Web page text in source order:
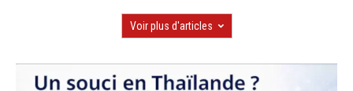
Voir plus d'articles